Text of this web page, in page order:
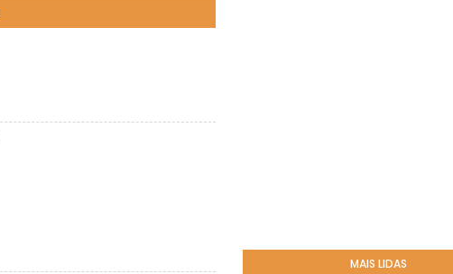
MAIS LIDAS